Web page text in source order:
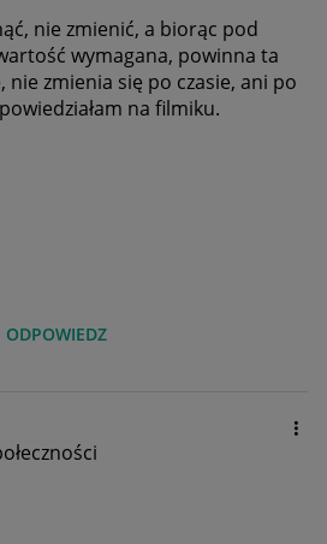
nie zmienić, a biorąc pod
wymagana, powinna ta
nie zmienia się po czasie, ani po
na filmiku.
ODPOWIEDZ